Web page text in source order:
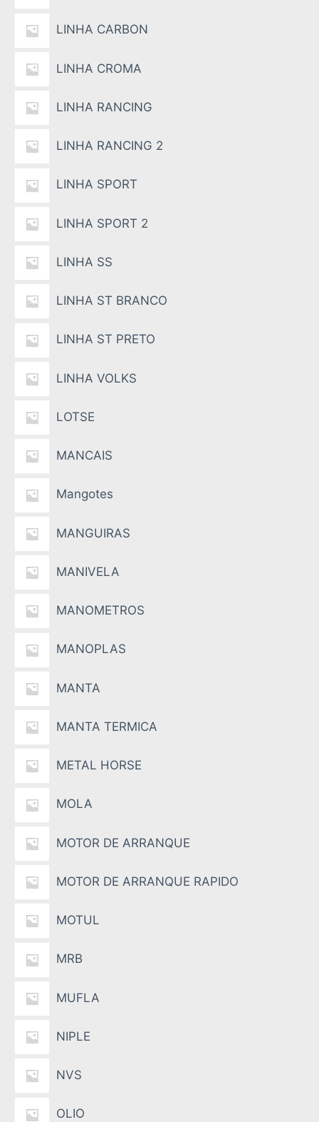
LINHA CARBON
LINHA CROMA
LINHA RANCING
LINHA RANCING 2
LINHA SPORT
LINHA SPORT 2
LINHA SS
LINHA ST BRANCO
LINHA ST PRETO
LINHA VOLKS
LOTSE
MANCAIS
Mangotes
MANGUIRAS
MANIVELA
MANOMETROS
MANOPLAS
MANTA
MANTA TERMICA
METAL HORSE
MOLA
MOTOR DE ARRANQUE
MOTOR DE ARRANQUE RAPIDO
MOTUL
MRB
MUFLA
NIPLE
NVS
OLIO